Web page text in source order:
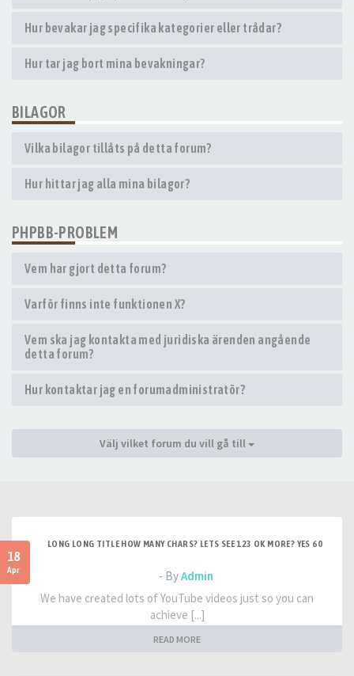
Hur bevakar jag specifika kategorier eller trådar?
Hur tar jag bort mina bevakningar?
BILAGOR
Vilka bilagor tillåts på detta forum?
Hur hittar jag alla mina bilagor?
PHPBB-PROBLEM
Vem har gjort detta forum?
Varför finns inte funktionen X?
Vem ska jag kontakta med juridiska ärenden angående
detta forum?
Hur kontaktar jag en forumadministratör?
Välj vilket forum du vill gå till
18
Apr
LONG LONG TITLE HOW MANY CHARS? LETS SEE 123 OK MORE? YES 60
- ByAdmin
We have created lots of YouTube videos just so you can
achieve [...]
READ MORE